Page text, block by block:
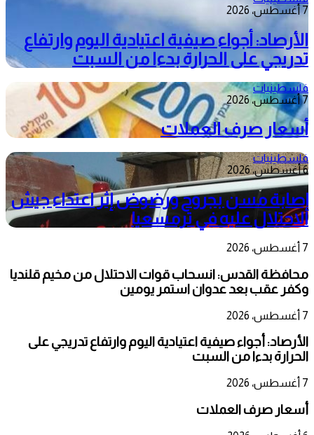
7 أغسطس، 2026
الأرصاد: أجواء صيفية اعتيادية اليوم وارتفاع
تدريجي على الحرارة بدءا من السبت
فلسطينيات
7 أغسطس، 2026
أسعار صرف العملات
فلسطينيات
6 أغسطس، 2026
إصابة مسن بجروح ورضوض إثر اعتداء جيش
الاحتلال عليه في ترمسعيا
7 أغسطس، 2026
محافظة القدس: انسحاب قوات الاحتلال من مخيم قلنديا
وكفر عقب بعد عدوان استمر يومين
7 أغسطس، 2026
الأرصاد: أجواء صيفية اعتيادية اليوم وارتفاع تدريجي على
الحرارة بدءا من السبت
7 أغسطس، 2026
أسعار صرف العملات